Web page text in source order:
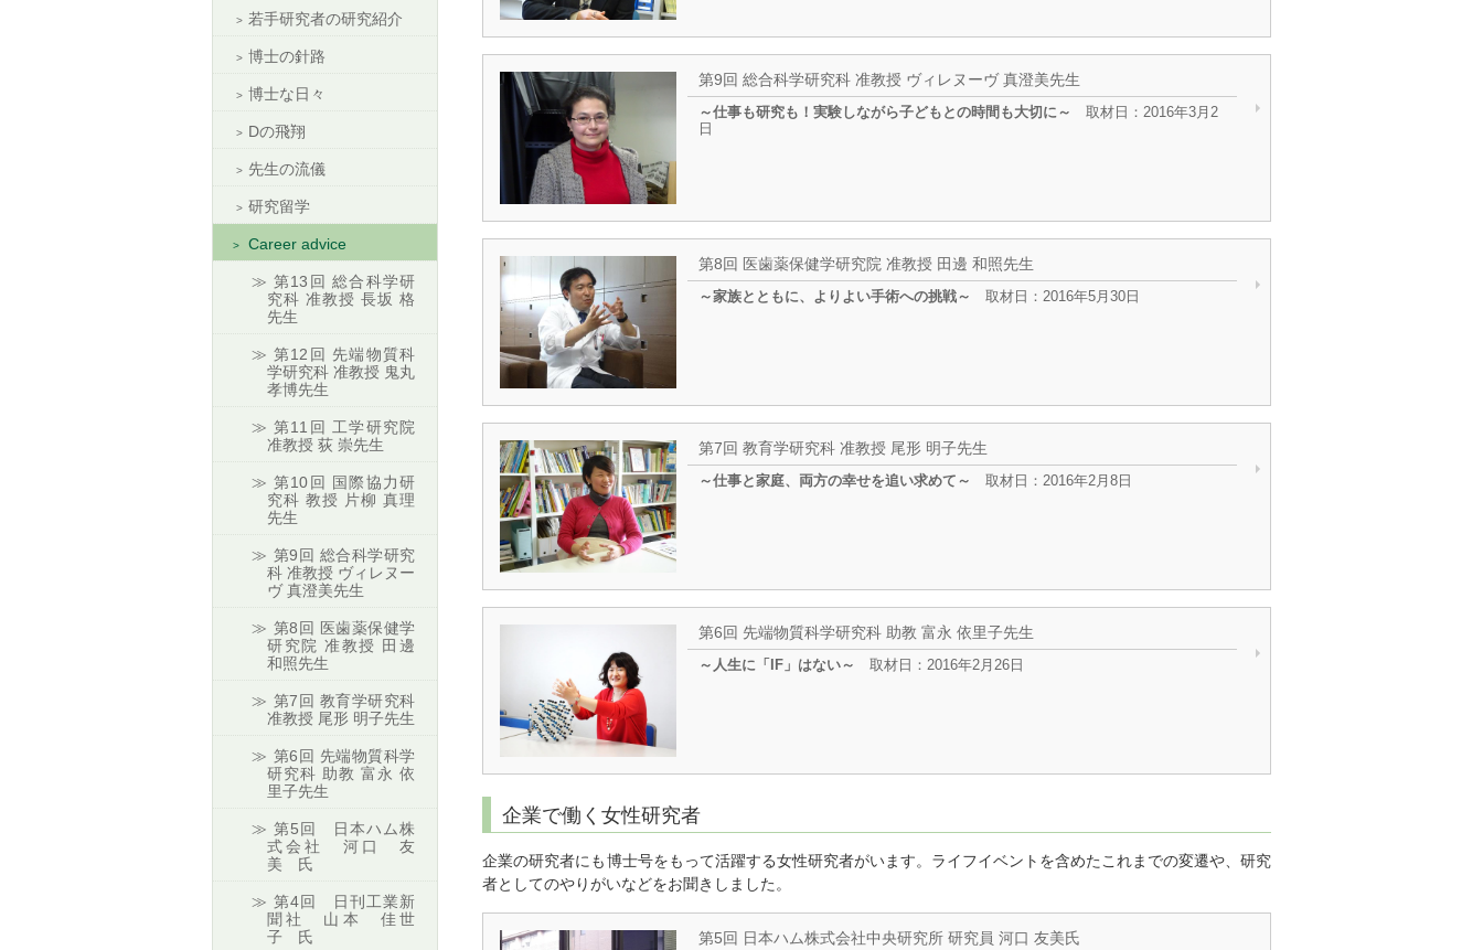
第9回 総合科学研究科 准教授 ヴィレヌーヴ 真澄美先生
～仕事も研究も！実験しながら子どもとの時間も大切に～
取材日：2016年3月2
日
第8回 医歯薬保健学研究院 准教授 田邊 和照先生
～家族とともに、よりよい手術への挑戦～ 取材日：2016年5月30日
第7回 教育学研究科 准教授 尾形 明子先生
～仕事と家庭、両方の幸せを追い求めて～ 取材日：2016年2月8日
第6回 先端物質科学研究科 助教 富永 依里子先生
～人生に「IF」はない～取材日：2016年2月26日
企業で働く女性研究者
企業の研究者にも博士号をもって活躍する女性研究者がいます。ライフイベントを含めたこれまでの変遷や、研究
者としてのやりがいなどをお聞きしました。
第5回 日本ハム株式会社中央研究所 研究員 河口 友美氏
若手研究者の研究紹介
博士の針路
博士な日々
Dの飛翔
先生の流儀
研究留学
Career advice
第13回 総合科学研
究科 准教授 長坂 格
先生
第12回 先端物質科
学研究科 准教授 鬼丸
孝博先生
第11回 工学研究院
准教授 荻 崇先生
第10回 国際協力研
究科 教授 片柳 真理
先生
第9回 総合科学研究
科 准教授 ヴィレヌー
ヴ 真澄美先生
第8回 医歯薬保健学
研究院 准教授 田邊
和照先生
第7回 教育学研究科
准教授 尾形 明子先生
第6回 先端物質科学
研究科 助教 富永 依
里子先生
第5回 日本ハム株
式会社 河口 友
美 氏
第4回 日刊工業新
聞社 山本 佳世
子 氏